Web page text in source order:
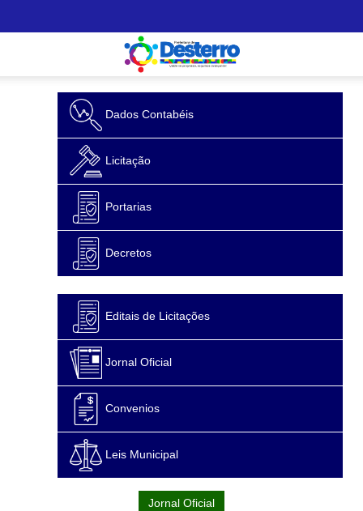
Dados Contabéis
Licitação
Portarias
Decretos
Editais de Licitações
Jornal Oficial
Convenios
Leis Municipal
Jornal Oficial